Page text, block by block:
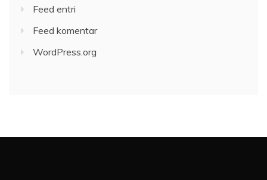
Feed entri
Feed komentar
WordPress.org